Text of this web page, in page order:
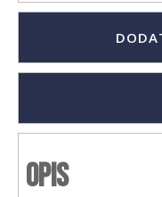
Opis